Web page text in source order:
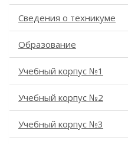
Сведения о техникуме
Образование
Учебный корпус №1
Учебный корпус №2
Учебный корпус №3